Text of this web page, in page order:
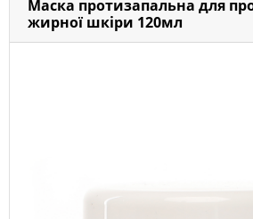
Маска протизапальна для
жирної шкіри 120мл